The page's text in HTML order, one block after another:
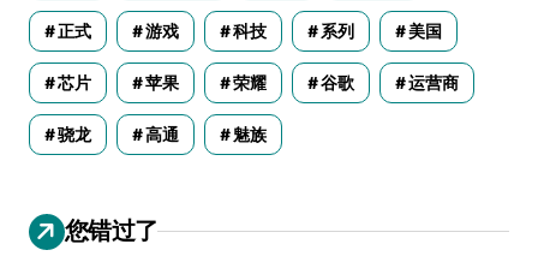
正式 游戏 科技 系列 美国
芯片 苹果 荣耀 谷歌 运营商
骁龙 高通 魅族
您错过了